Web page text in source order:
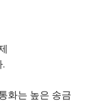
화는 높은 송금